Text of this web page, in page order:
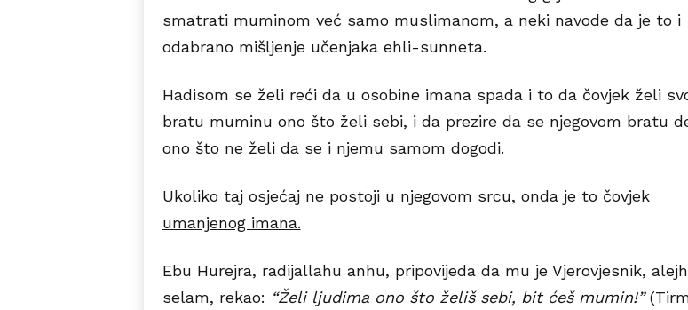
smatrati muminom već samo muslimanom, a neki navode da je to i
odabrano mišljenje učenjaka ehli-sunneta.
Hadisom se želi reći da u osobine imana spada i to da čovjek želi
bratu muminu ono što želi sebi, i da prezire da se njegovom bratu
ono što ne želi da se i njemu samom dogodi.
Ukoliko taj osjećaj ne postoji u njegovom srcu, onda je to čovjek
umanjenog imana.
Ebu Hurejra, radijallahu anhu, pripovijeda da mu je Vjerovjesnik,
selam, rekao: “Želi ljudima ono što želiš sebi, bit ćeš mumin!”